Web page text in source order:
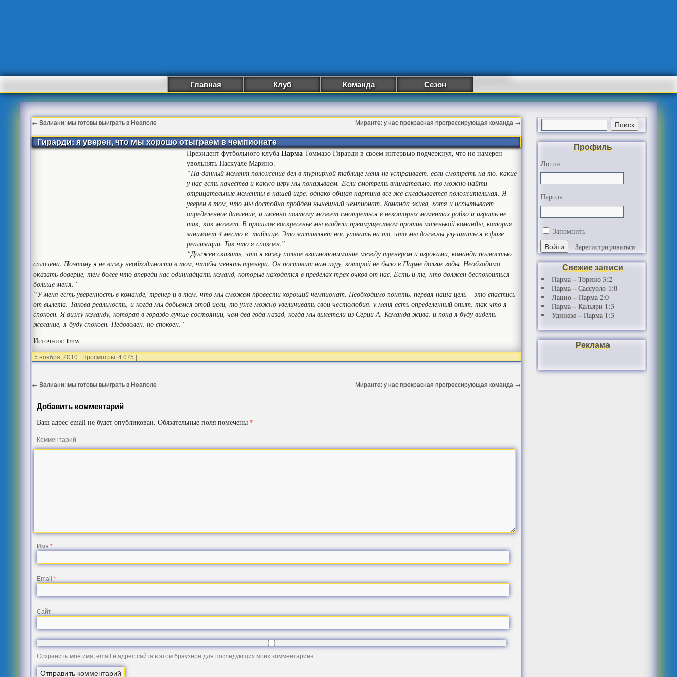
Главная Клуб Команда Сезон
← Валиани: мы готовы выиграть в Неаполе Миранте: у нас прекрасная прогрессирующая команда →
Гирарди: я уверен, что мы хорошо отыграем в чемпионате
Президент футбольного клубаПармаТоммазо Гирарди в своем интервью подчеркнул, что не намерен
увольнять Паскуале Марино.
“На данный момент положение дел в турнирной таблице меня не устраивает, если смотреть на то, какие
у нас есть качества и какую игру мы показываем. Если смотреть внимательно, то можно найти
отрицательные моменты в нашей игре, однако общая картина все же складывается положительная. Я
уверен в том, что мы достойно пройдем нынешний чемпионат. Команда жива, хотя и испытывает
определенное давление, и именно поэтому может смотреться в некоторых моментах робко и играть не
так, как может. В прошлое воскресенье мы владели преимуществом против маленькой команды, которая
занимает 4 место в таблице. Это заставляет нас уповать на то, что мы должны улучшаться в фазе
реализации. Так что я спокоен.”
“Должен сказать, что я вижу полное взаимопонимание между тренером и игроками, команда полностью
сплочена. Поэтому я не вижу необходимости в том, чтобы менять тренера. Он поставит нам игру, которой не было в Парме долгие годы. Необходимо
оказать доверие, тем более что впереди нас одиннадцать команд, которые находятся в пределах трех очков от нас. Есть и те, кто должен беспокоиться
больше меня.”
“У меня есть уверенность в команде, тренер и в том, что мы сможем провести хороший чемпионат. Необходимо понять, первая наша цель – это спастись
от вылета. Такова реальность, и когда мы добьемся этой цели, то уже можно увеличивать свои честолюбия. у меня есть определенный опыт, так что я
спокоен. Я вижу команду, которая в гораздо лучше состоянии, чем два года назад, когда мы вылетели из Серии А. Команда жива, и пока я буду видеть
желание, я буду спокоен. Недоволен, но спокоен.”
Источник: tmw
5 ноября, 2010 | Просмотры: 4 075 |
← Валиани: мы готовы выиграть в Неаполе Миранте: у нас прекрасная прогрессирующая команда →
Добавить комментарий
Ваш адрес email не будет опубликован. Обязательные поля помечены *
Комментарий
Имя*
Email*
Сайт
Сохранить моё имя, email и адрес сайта в этом браузере для последующих моих комментариев.
Профиль
Логин
Пароль
Запомнить
Зарегистрироваться
Свежие записи
Парма – Торино 3:2
Парма – Сассуоло 1:0
Лацио – Парма 2:0
Парма – Кальяри 1:3
Удинезе – Парма 1:3
Реклама